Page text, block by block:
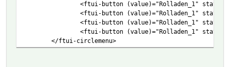
<ftui-button (value)="Rolladen_1"
<ftui-button (value)="Rolladen_1"
<ftui-button (value)="Rolladen_1"
<ftui-button (value)="Rolladen_1"
</ftui-circlemenu>